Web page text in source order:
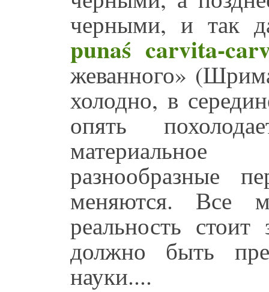
черными, и так
punaś carvita-
жеванного»
холодно, в
опять
материальное
разнообразные
меняются. Все
реальность
должно быть
науки....